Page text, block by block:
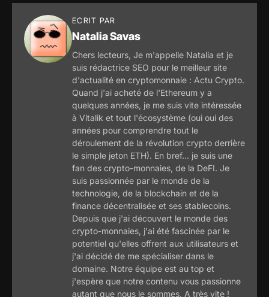
ECRIT PAR
Natalia Savas
Chers lecteurs, Je m'appelle Natalia et je
suis rédactrice SEO pour le meilleur site
d'actualité en cryptomonnaie : Actu Crypto.
Quand j'ai acheté de l'Ethereum y a
quelques années, je me suis vite intéressée
à Vitalik et tout l'écosystème (oui oui des
années pour comprendre tout le
déroulement de la révolution crypto derrière
le simple jeton ETH). En bref... je suis une
fan des crypto-monnaies, de la DeFI. Je
suis passionnée par le monde de la
technologie, de la blockchain et de la
finance décentralisée et ses stablecoins.
Depuis que j'ai découvert le monde des
crypto-monnaies, j'ai été fascinée par le
potentiel qu'elles offrent aux utilisateurs et
j'ai décidé de me spécialiser dans le
domaine. Notre équipe est au top et
j'espère que notre contenu vous passionne
autant que nous le sommes. A très vite !